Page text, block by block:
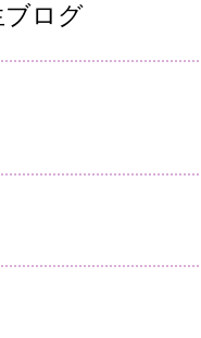
ブログ